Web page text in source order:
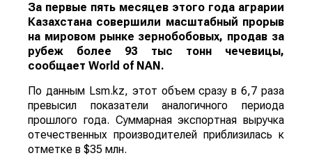
За первые пять месяцев этого года аграрии
Казахстана совершили масштабный прорыв
на мировом рынке зернобобовых, продав за
рубеж более 93 тыс тонн чечевицы,
сообщает World of NAN .
По данным Lsm.kz, этот объем сразу в 6,7 раза
превысил показатели аналогичного периода
прошлого года. Суммарная экспортная выручка
отечественных производителей приблизилась к
отметке в $35 млн.